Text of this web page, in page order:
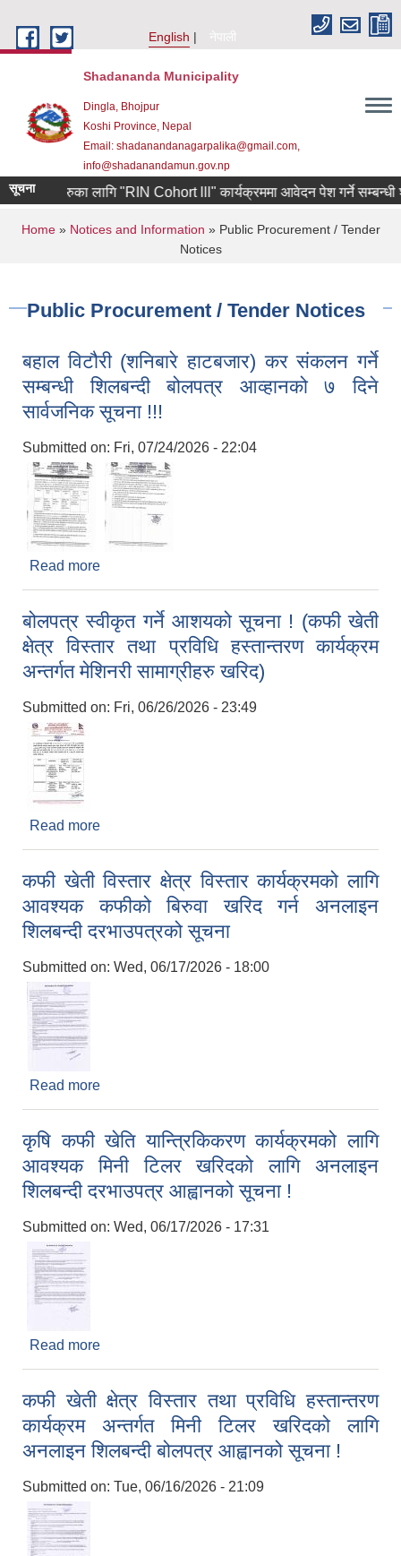
English
नेपाली
Shadananda Municipality
Dingla, Bhojpur
Koshi Province, Nepal
Email: shadanandanagarpalika@gmail.com,
info@shadanandamun.gov.np
सूचना
उद्यमीहरुका लागि "RIN Cohort lll" कार्यक्रममा आवेदन पेश गर्ने सम्बन्धी श्री
You are here
Home» Notices and Information » Public Procurement / Tender
Notices
Public Procurement / Tender Notices
बहाल विटौरी (शनिबारे हाटबजार) कर संकलन गर्ने
सम्बन्धी शिलबन्दी बोलपत्र आव्हानको ७ दिने
सार्वजनिक सूचना !!!
Submitted on: Fri, 07/24/2026 - 22:04
Read more
बोलपत्र स्वीकृत गर्ने आशयको सूचना ! (कफी खेती
क्षेत्र विस्तार तथा प्रविधि हस्तान्तरण कार्यक्रम
अन्तर्गत मेशिनरी सामाग्रीहरु खरिद)
Submitted on: Fri, 06/26/2026 - 23:49
Read more
कफी खेती विस्तार क्षेत्र विस्तार कार्यक्रमको लागि
आवश्यक कफीको बिरुवा खरिद गर्न अनलाइन
शिलबन्दी दरभाउपत्रको सूचना
Submitted on: Wed, 06/17/2026 - 18:00
Read more
कृषि कफी खेति यान्त्रिकिकरण कार्यक्रमको लागि
आवश्यक मिनी टिलर खरिदको लागि अनलाइन
शिलबन्दी दरभाउपत्र आह्वानको सूचना !
Submitted on: Wed, 06/17/2026 - 17:31
Read more
कफी खेती क्षेत्र विस्तार तथा प्रविधि हस्तान्तरण
कार्यक्रम अन्तर्गत मिनी टिलर खरिदको लागि
अनलाइन शिलबन्दी बोलपत्र आह्वानको सूचना !
Submitted on: Tue, 06/16/2026 - 21:09